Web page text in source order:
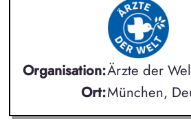
Organisation:Ärzte der
Ort:München,